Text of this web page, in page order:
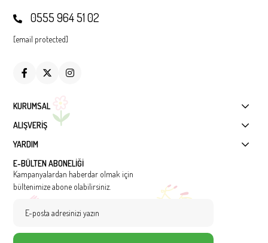
0555 964 51 02
[email protected]
KURUMSAL
ALIŞVERİŞ
YARDIM
E-BÜLTEN ABONELİĞİ
Kampanyalardan haberdar olmak için
bültenimize abone olabilirsiniz.